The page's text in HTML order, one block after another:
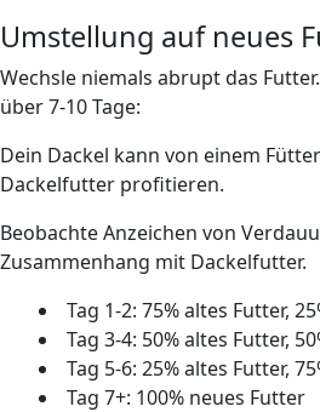
Umstellung auf neues
Wechsle niemals abrupt das
über 7-10 Tage:
Dein Dackel kann von einem
Dackelfutter profitieren.
Beobachte Anzeichen von
Zusammenhang mit Dackelfutter.
Tag 1-2: 75% altes Futter,
Tag 3-4: 50% altes Futter,
Tag 5-6: 25% altes Futter,
Tag 7+: 100% neues Futter